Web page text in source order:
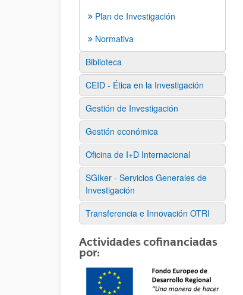
Plan de Investigación
Normativa
Biblioteca
CEID - Ética en la Investigación
Gestión de Investigación
Gestión económica
Oficina de I+D Internacional
SGIker - Servicios Generales de
Investigación
Transferencia e Innovación OTRI
Actividades cofinanciadas
por: